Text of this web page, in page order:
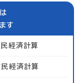
す
経済計算
経済計算